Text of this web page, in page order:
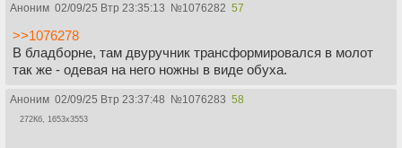
Аноним 02/09/25 Втр 23:35:13 №1076282 57
>>1076278
В бладборне, там двуручник трансформировался в молот
так же - одевая на него ножны в виде обуха.
Аноним 02/09/25 Втр 23:37:48 №1076283 58
272Кб, 1653x3553